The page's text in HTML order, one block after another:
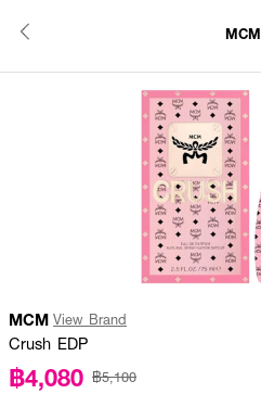
MCM
MCM View Brand
Crush EDP
฿4,080 ฿5,100